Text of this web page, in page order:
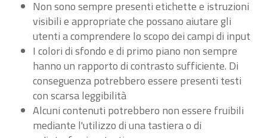
Non sono sempre presenti etichette e istruzioni
visibili e appropriate che possano aiutare gli
utenti a comprendere lo scopo dei campi di input
I colori di sfondo e di primo piano non sempre
hanno un rapporto di contrasto sufficiente. Di
conseguenza potrebbero essere presenti testi
con scarsa leggibilità
Alcuni contenuti potrebbero non essere fruibili
mediante l'utilizzo di una tastiera o di